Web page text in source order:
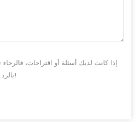
إذا كانت لديك أسئلة أو اقتراحات،
بالرد عليك في أقرب وقت ممكن!